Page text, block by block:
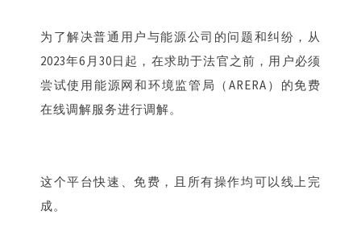
为了解决普通用户与能源公司的问题和纠纷，从
2023年6月30日起，在求助于法官之前，用户必须
尝试使用能源网和环境监管局（ARERA）的免费
在线调解服务进行调解。
这个平台快速、免费，且所有操作均可以线上完
成。